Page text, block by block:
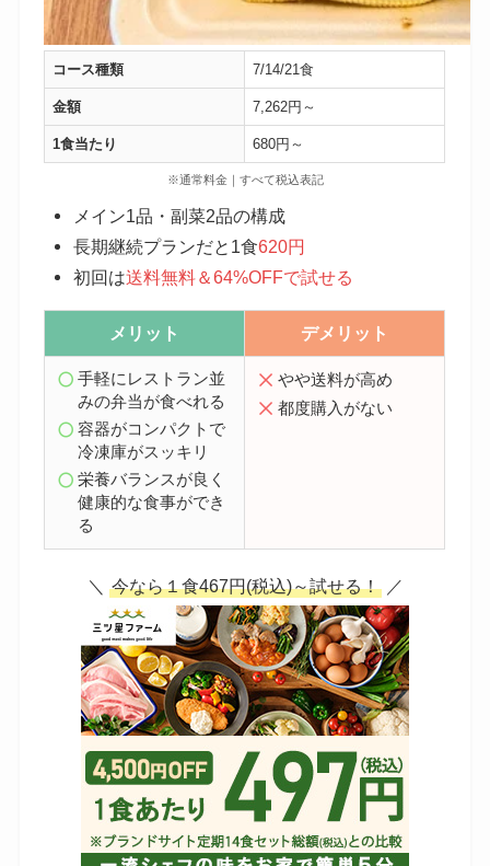
コース種類 7/14/21食
金額 7,262円～
1食当たり 680円～
※通常料金｜すべて税込表記
メイン1品・副菜2品の構成
長期継続プランだと1食620円
初回は送料無料＆64%OFFで試せる
メリット デメリット
手軽にレストラン並
みの弁当が食べれる
容器がコンパクトで
冷凍庫がスッキリ
栄養バランスが良く
健康的な食事ができ
る
やや送料が高め
都度購入がない
＼ 今なら１食467円(税込)～試せる！／